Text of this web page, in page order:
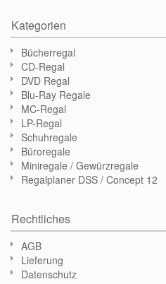
Kategorien
Bücherregal
CD-Regal
DVD Regal
Blu-Ray Regale
MC-Regal
LP-Regal
Schuhregale
Büroregale
Miniregale / Gewürzregale
Regalplaner DSS / Concept 12
Rechtliches
AGB
Lieferung
Datenschutz